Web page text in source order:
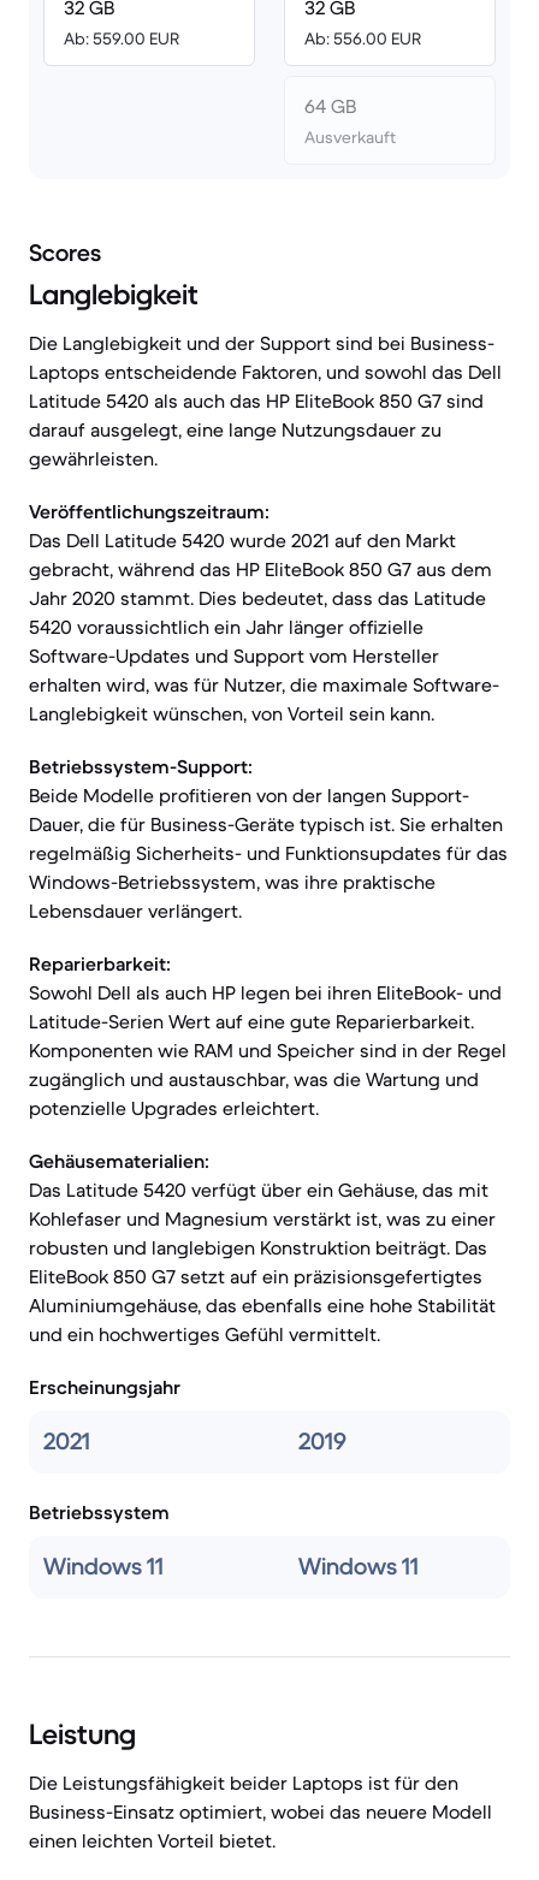
32 GB
Ab: 559.00 EUR
32 GB
Ab: 556.00 EUR
64 GB
Ausverkauft
Scores
Langlebigkeit
Die Langlebigkeit und der Support sind bei Business-
Laptops entscheidende Faktoren, und sowohl das Dell
Latitude 5420 als auch das HP EliteBook 850 G7 sind
darauf ausgelegt, eine lange Nutzungsdauer zu
gewährleisten.
Veröffentlichungszeitraum:
Das Dell Latitude 5420 wurde 2021 auf den Markt
gebracht, während das HP EliteBook 850 G7 aus dem
Jahr 2020 stammt. Dies bedeutet, dass das Latitude
5420 voraussichtlich ein Jahr länger offizielle
Software-Updates und Support vom Hersteller
erhalten wird, was für Nutzer, die maximale Software-
Langlebigkeit wünschen, von Vorteil sein kann.
Betriebssystem-Support:
Beide Modelle profitieren von der langen Support-
Dauer, die für Business-Geräte typisch ist. Sie erhalten
regelmäßig Sicherheits- und Funktionsupdates für das
Windows-Betriebssystem, was ihre praktische
Lebensdauer verlängert.
Reparierbarkeit:
Sowohl Dell als auch HP legen bei ihren EliteBook- und
Latitude-Serien Wert auf eine gute Reparierbarkeit.
Komponenten wie RAM und Speicher sind in der Regel
zugänglich und austauschbar, was die Wartung und
potenzielle Upgrades erleichtert.
Gehäusematerialien:
Das Latitude 5420 verfügt über ein Gehäuse, das mit
Kohlefaser und Magnesium verstärkt ist, was zu einer
robusten und langlebigen Konstruktion beiträgt. Das
EliteBook 850 G7 setzt auf ein präzisionsgefertigtes
Aluminiumgehäuse, das ebenfalls eine hohe Stabilität
und ein hochwertiges Gefühl vermittelt.
Erscheinungsjahr
2021 2019
Betriebssystem
Windows 11 Windows 11
Leistung
Die Leistungsfähigkeit beider Laptops ist für den
Business-Einsatz optimiert, wobei das neuere Modell
einen leichten Vorteil bietet.